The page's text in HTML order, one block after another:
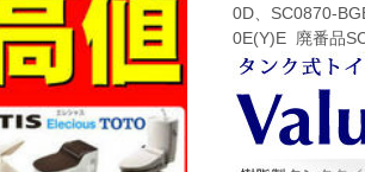
0D、SC0870-
0E(Y)E 廃番品